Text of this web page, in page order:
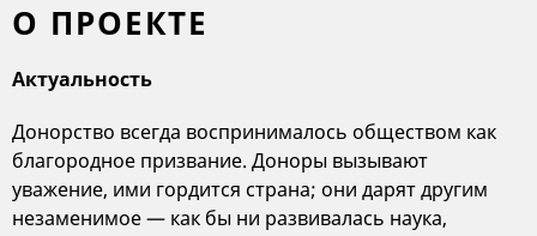
О ПРОЕКТЕ
Актуальность
Донорство всегда воспринималось обществом как
благородное призвание. Доноры вызывают
уважение, ими гордится страна; они дарят другим
незаменимое — как бы ни развивалась наука,